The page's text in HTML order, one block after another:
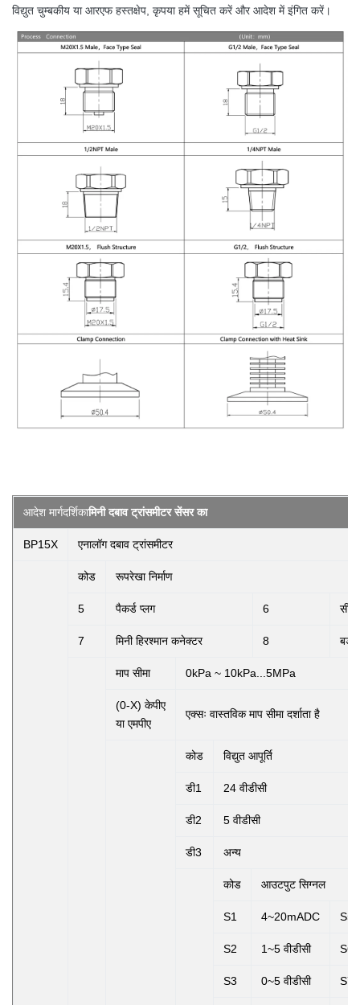
विद्युत चुम्बकीय या आरएफ हस्तक्षेप, कृपया हमें सूचित करें और आदेश में इंगित करें।
आदेश मार्गदर्शिकामिनी दबाव ट्रांसमीटर सेंसर का
BP15X एनालॉग दबाव ट्रांसमीटर
कोड रूपरेखा निर्माण
5 पैकर्ड प्लग 6 सील
7 मिनी हिरश्मान कनेक्टर 8 बड़ा
माप सीमा 0kPa ~ 10kPa...5MPa
(0-X) केपीए
या एमपीए
एक्सः वास्तविक माप सीमा दर्शाता है
कोड विद्युत आपूर्ति
डी1 24 वीडीसी
डी2 5 वीडीसी
डी3 अन्य
कोड आउटपुट सिग्नल
S1 4~20mADC S5
S2 1~5 वीडीसी S6
S3 0~5 वीडीसी S7